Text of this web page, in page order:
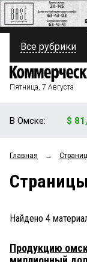
ПОЛИТИКА
ФИНАНСЫ
ОБЩЕСТВО
ЗАКОН
НОВОСТИ
Все рубрики
Пятница, 7 Августа
В Омске: $
Главная →
Найдено 4
Продукцию